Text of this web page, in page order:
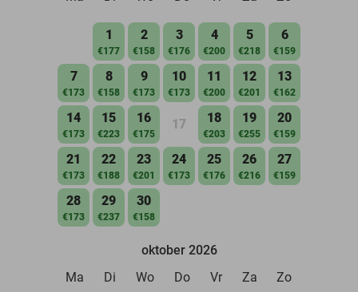
1
€177
2
€158
3
€176
4
€200
5
€218
6
€159
7
€173
8
€158
9
€173
10
€173
11
€200
12
€201
13
€162
14
€173
15
€223
16
€175
17 18
€203
19
€255
20
€159
21
€173
22
€188
23
€201
24
€173
25
€176
26
€216
27
€159
28
€173
29
€237
30
€158
oktober 2026
Ma
Di Wo Do Vr Za Zo